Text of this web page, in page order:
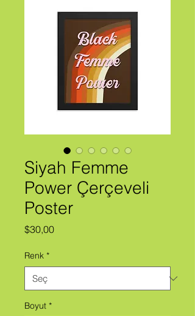
Siyah Femme
Power Çerçeveli
Poster
$30,00Fiyat
Renk *
Boyut *